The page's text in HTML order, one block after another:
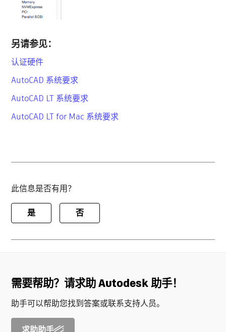
另请参见：
认证硬件
AutoCAD 系统要求
AutoCAD LT 系统要求
AutoCAD LT for Mac 系统要求
此信息是否有用？
是 否
需要帮助？请求助 Autodesk 助手！
助手可以帮助您找到答案或联系支持人员。